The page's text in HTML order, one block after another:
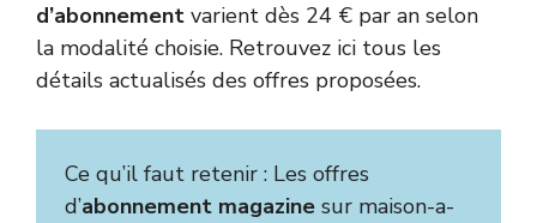
d’abonnement varient dès 24 € par an selon
la modalité choisie. Retrouvez ici tous les
détails actualisés des offres proposées.
Ce qu’il faut retenir : Les offres
d’abonnement magazine sur maison-a-